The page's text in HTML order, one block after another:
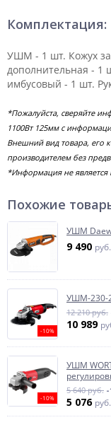
Комплектация:
УШМ - 1 шт. Кожух
дополнительная -
имбусовый - 1 шт.
*Пожалуйста, сверяйте
1100Вт 125мм с
Внешний вид товара, его
производителем без
*Информация не
Похожие
УШМ
9 490 руб.
-10%
УШМ-230-
12 210 руб.
10 989
-10%
УШМ
5 640 руб.
5 076 руб.